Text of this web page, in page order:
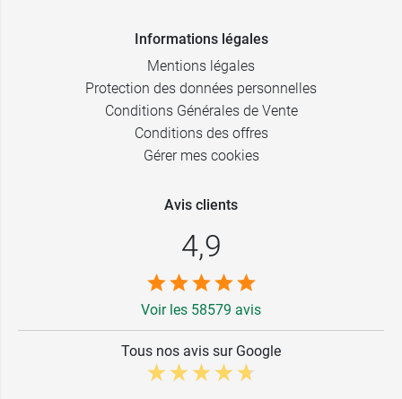
Informations légales
Mentions légales
Protection des données personnelles
Conditions Générales de Vente
Conditions des offres
Gérer mes cookies
Avis clients
4,9
Voir les 58579 avis
Tous nos avis sur Google